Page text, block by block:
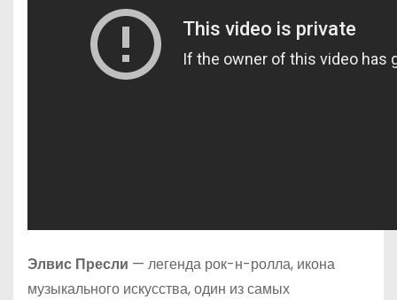
Элвис Пресли — легенда рок-н-ролла, икона
музыкального искусства, один из самых